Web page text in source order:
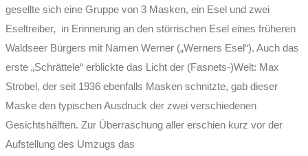
gesellte sich eine Gruppe von 3 Masken, ein Esel und zwei
Eseltreiber, in Erinnerung an den störrischen Esel eines früheren
Waldseer Bürgers mit Namen Werner („Werners Esel“). Auch das
erste „Schrättele“ erblickte das Licht der (Fasnets-)Welt: Max
Strobel, der seit 1936 ebenfalls Masken schnitzte, gab dieser
Maske den typischen Ausdruck der zwei verschiedenen
Gesichtshälften. Zur Überraschung aller erschien kurz vor der
Aufstellung des Umzugs das